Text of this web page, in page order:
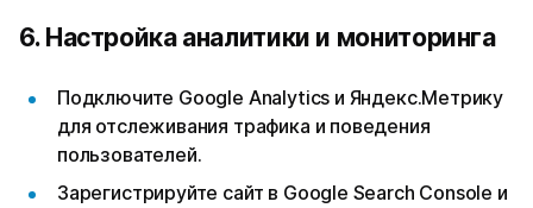
6. Настройка аналитики и мониторинга
Подключите Google Analytics и Яндекс.Метрику
для отслеживания трафика и поведения
пользователей.
Зарегистрируйте сайт в Google Search Console и